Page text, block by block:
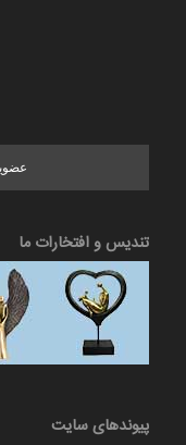
تندیس و افتخارات ما
پیوندهای سایت